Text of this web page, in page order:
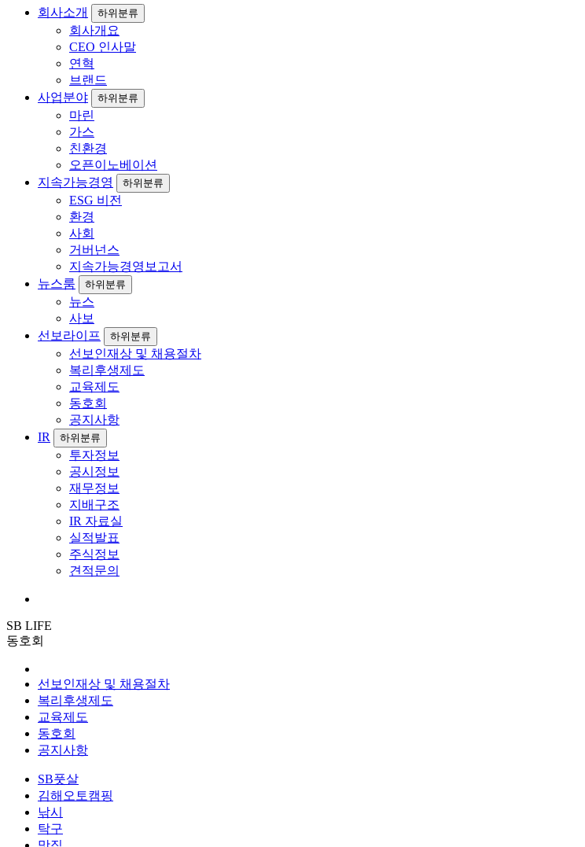
회사소개 하위분류
회사개요
CEO 인사말
연혁
브랜드
사업분야
하위분류
마린
가스
친환경
오픈이노베이션
지속가능경영
하위분류
ESG 비전
환경
사회
거버넌스
지속가능경영보고서
뉴스룸
하위분류
뉴스
사보
선보라이프
하위분류
선보인재상 및 채용절차
복리후생제도
교육제도
동호회
공지사항
IR
하위분류
투자정보
공시정보
재무정보
지배구조
IR 자료실
실적발표
주식정보
견적문의
SB LIFE
동호회
선보인재상 및 채용절차
복리후생제도
교육제도
동호회
공지사항
SB풋살
김해오토캠핑
낚시
탁구